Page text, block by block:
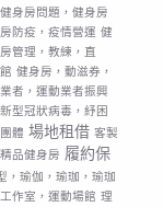
身房問題，健身房
防疫，疫情營運 健
管理，教練，直
健身房，動滋券，
者，運動業者振興
型冠狀病毒，紓困
體 場地租借 客製
品健身房 履約保
，瑜伽，瑜珈，瑜珈
作室，運動場館 理